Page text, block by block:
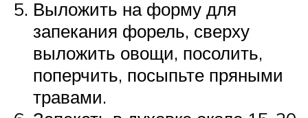
Выложить на форму для
запекания форель, сверху
выложить овощи, посолить,
поперчить, посыпьте пряными
травами.